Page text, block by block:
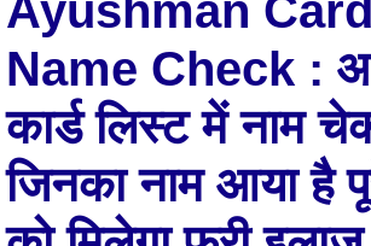
Name Check :
कार्ड लिस्ट में नाम
जिनका नाम आया है